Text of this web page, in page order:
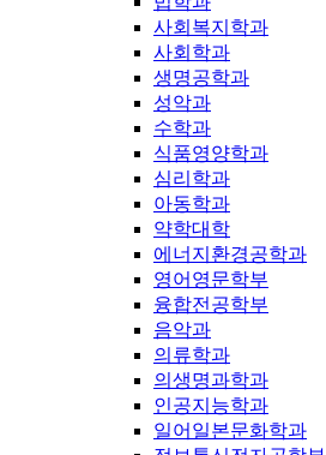
사회복지학과
사회학과
생명공학과
성악과
수학과
식품영양학과
심리학과
아동학과
약학대학
에너지환경공학과
영어영문학부
융합전공학부
음악과
의류학과
의생명과학과
인공지능학과
일어일본문화학과